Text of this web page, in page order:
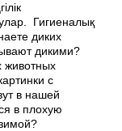
Гигиеналық
диких
дикими?
животных
с
в нашей
в плохую